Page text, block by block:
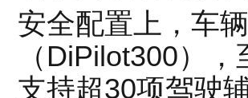
安全配置上，车
（DiPilot300）
支持超30项驾驶